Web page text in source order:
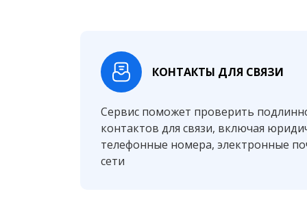
КОНТАКТЫ ДЛЯ СВЯЗИ
Сервис поможет проверить
контактов для связи, включая
телефонные номера, электронные
сети